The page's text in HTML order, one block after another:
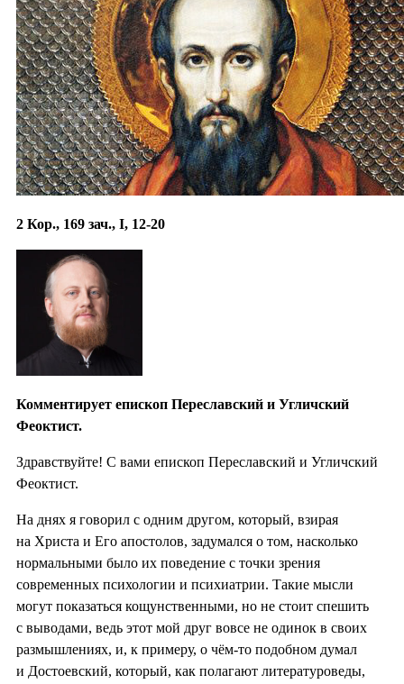
2 Кор., 169 зач., I, 12-20
Комментирует епископ Переславский и Угличский
Феоктист.
Здравствуйте! С вами епископ Переславский и Угличский
Феоктист.
На днях я говорил с одним другом, который, взирая
на Христа и Его апостолов, задумался о том, насколько
нормальными было их поведение с точки зрения
современных психологии и психиатрии. Такие мысли
могут показаться кощунственными, но не стоит спешить
с выводами, ведь этот мой друг вовсе не одинок в своих
размышлениях, и, к примеру, о чём-то подобном думал
и Достоевский, который, как полагают литературоведы,